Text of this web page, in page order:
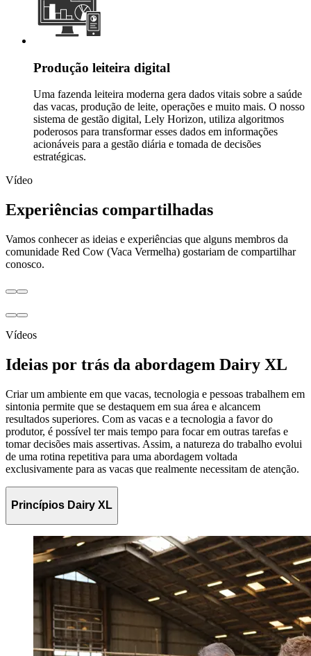
Produção leiteira digital
Uma fazenda leiteira moderna gera dados vitais sobre a saúde
das vacas, produção de leite, operações e muito mais. O nosso
sistema de gestão digital, Lely Horizon, utiliza algoritmos
poderosos para transformar esses dados em informações
acionáveis para a gestão diária e tomada de decisões
estratégicas.
Vídeo
Experiências compartilhadas
Vamos conhecer as ideias e experiências que alguns membros da
comunidade Red Cow (Vaca Vermelha) gostariam de compartilhar
conosco.
Vídeos
Ideias por trás da abordagem Dairy XL
Criar um ambiente em que vacas, tecnologia e pessoas trabalhem em
sintonia permite que se destaquem em sua área e alcancem
resultados superiores. Com as vacas e a tecnologia a favor do
produtor, é possível ter mais tempo para focar em outras tarefas e
tomar decisões mais assertivas. Assim, a natureza do trabalho evolui
de uma rotina repetitiva para uma abordagem voltada
exclusivamente para as vacas que realmente necessitam de atenção.
Princípios Dairy XL